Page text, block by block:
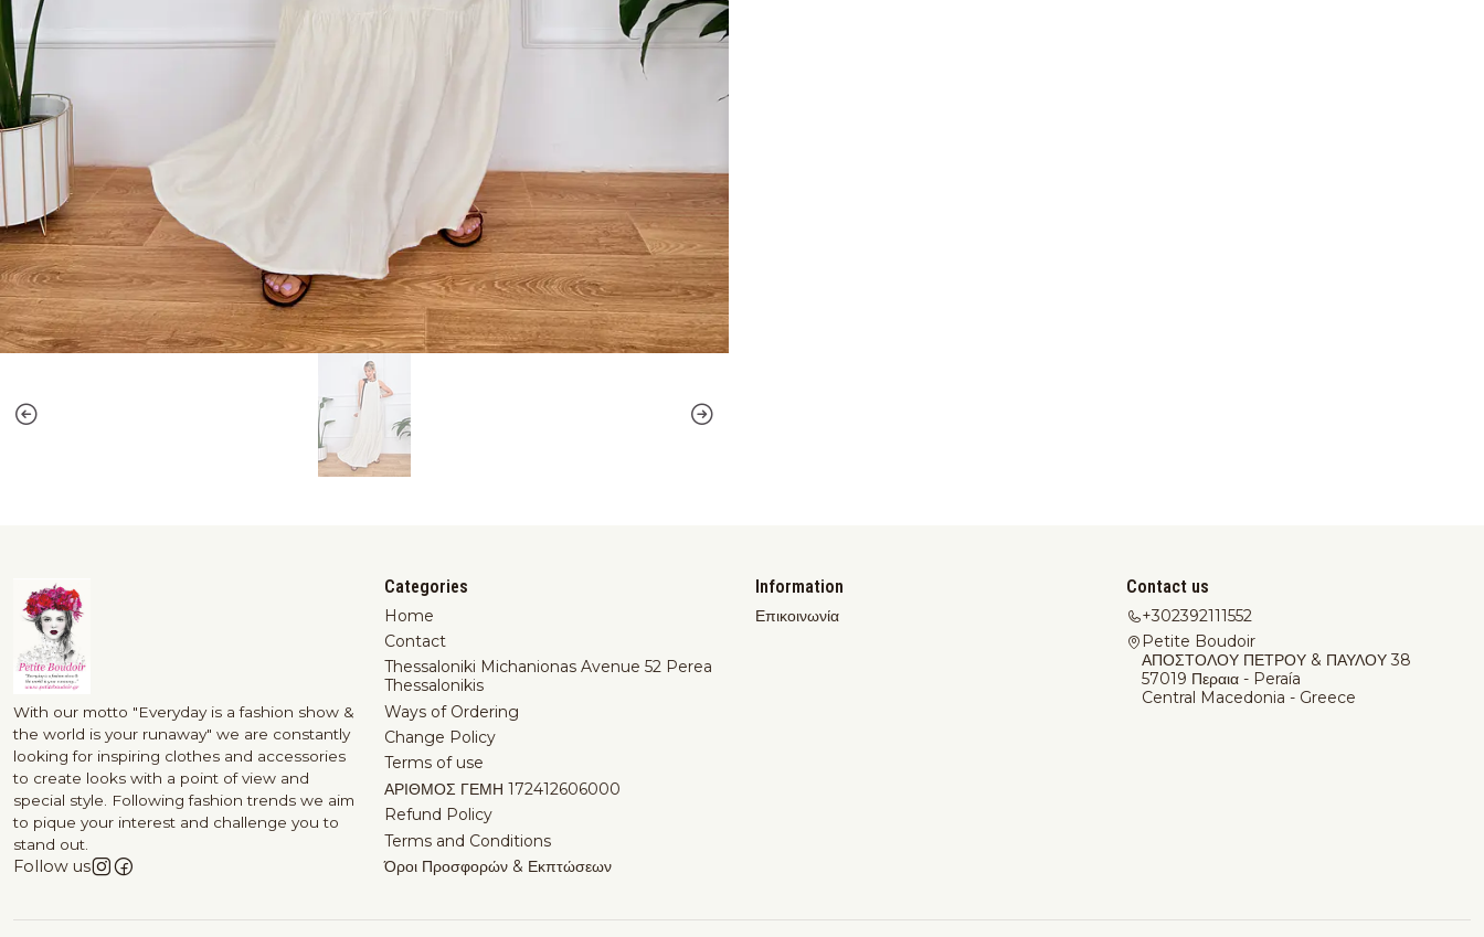
With our motto "Everyday is a fashion show &
the world is your runaway" we are constantly
looking for inspiring clothes and accessories
to create looks with a point of view and
special style. Following fashion trends we aim
to pique your interest and challenge you to
stand out.
Follow us
Categories
Home
Contact
Thessaloniki Michanionas Avenue 52 Perea
Thessalonikis
Ways of Ordering
Change Policy
Terms of use
ΑΡΙΘΜΟΣ ΓΕΜΗ 172412606000
Refund Policy
Terms and Conditions
Όροι Προσφορών & Εκπτώσεων
Information
Επικοινωνία
Contact us
+302392111552
Petite Boudoir
ΑΠΟΣΤΟΛΟΥ ΠΕΤΡΟΥ & ΠΑΥΛΟΥ 38
57019 Περαια - Peraía
Central Macedonia - Greece